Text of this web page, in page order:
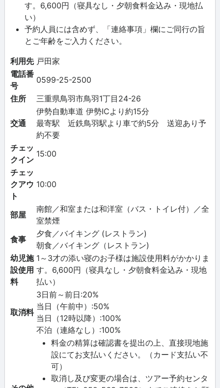
す。6,600円（寝具なし・夕朝食料金込み・現地払
い）
予約人員には含めず、「連絡事項」欄にご同行の旨
とご年齢をご入力ください。
利用先 戸田家
電話番
号
0599-25-2500
住所
三重県鳥羽市鳥羽1丁目24-26
交通
伊勢自動車道 伊勢ICより約15分
最寄駅 近鉄鳥羽駅より車で約5分 送迎あり予
約不要
チェッ
クイン
15:00
チェッ
クアウ
ト
10:00
部屋
南館／和室または和洋室（バス・トイレ付）／全
室禁煙
食事
夕食／バイキング (レストラン)
朝食／バイキング（レストラン)
幼児施
設使用
料
1～3才の添い寝のお子様は施設使用料がかかりま
す。6,600円（寝具なし・夕朝食料金込み・現地
払い）
取消料
3日前～前日:20%
当日（午前中）:50%
当日（12時以降）:100%
不泊（連絡なし）:100%
料金の精算は確認書を提出の上、直接現地施
設にてお支払いください。（カード支払い不
可）
取消し及び変更の場合は、ツアー予約センタ